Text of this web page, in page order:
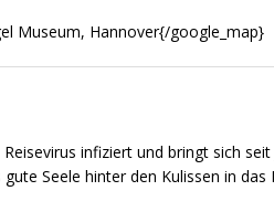
Museum, Hannover{/google_map}
infiziert und bringt sich seit
Seele hinter den Kulissen in